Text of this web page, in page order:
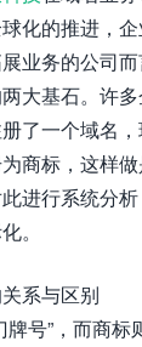
化的推进，
业务的公司
大基石。许
了一个域名
商标，这样
进行系统分
。
系与区别
号”，而商